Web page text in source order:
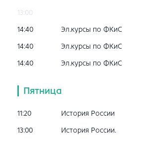
13:00
14:40 Эл.курсы по ФКиС
14:40 Эл.курсы по ФКиС
14:40 Эл.курсы по ФКиС
Пятница
11:20 История России
13:00 История России.